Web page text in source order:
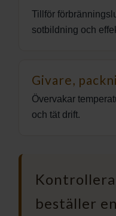
Tillför
sotbildning och
Givare,
Övervakar
och tät drift.
beställer